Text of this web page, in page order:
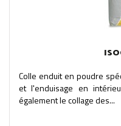
Colle enduit en poudre
et l'enduisage en
également le collage des...